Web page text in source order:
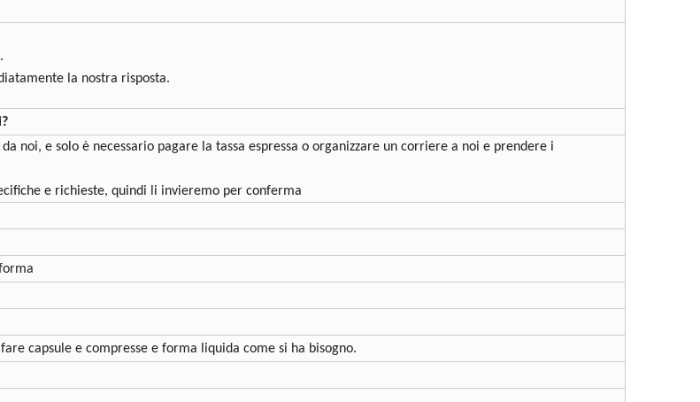
la nostra risposta.
noi, e solo è necessario pagare la tassa espressa o organizzare un corriere a noi e prendere i
e richieste, quindi li invieremo per conferma
capsule e compresse e forma liquida come si ha bisogno.